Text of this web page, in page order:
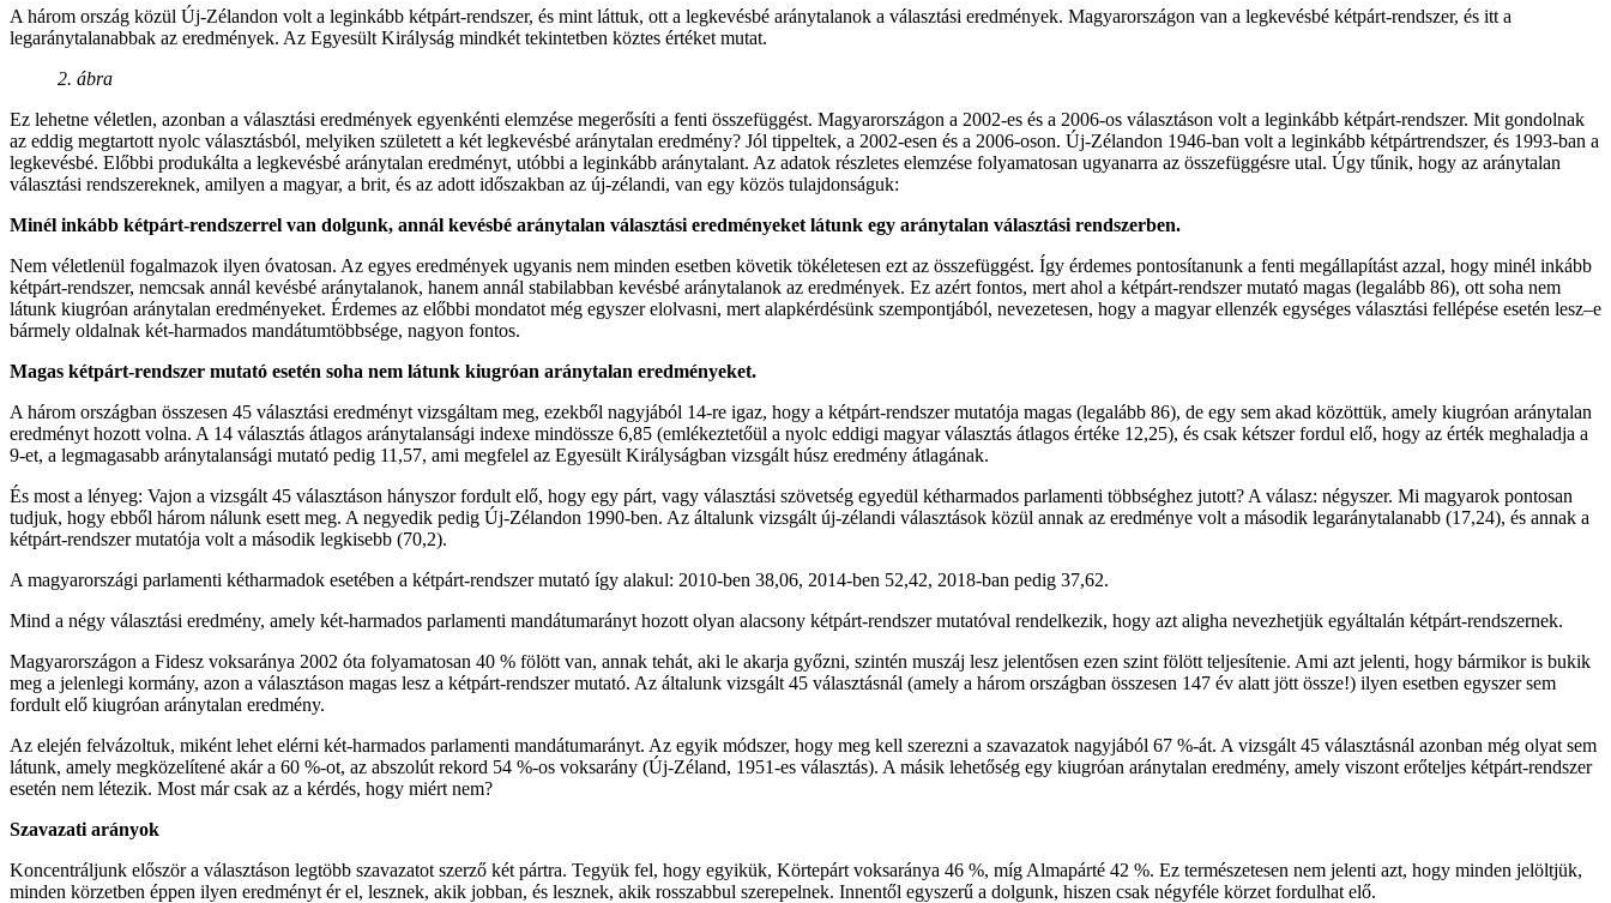
A három ország közül Új-Zélandon volt a leginkább kétpárt-rendszer, és mint láttuk, ott a legkevésbé aránytalanok a választási eredmények. Magyarországon van a legkevésbé kétpárt-rendszer, és itt a
legaránytalanabbak az eredmények. Az Egyesült Királyság mindkét tekintetben köztes értéket mutat.
2. ábra
Ez lehetne véletlen, azonban a választási eredmények egyenkénti elemzése megerősíti a fenti összefüggést. Magyarországon a 2002-es és a 2006-os választáson volt a leginkább kétpárt-rendszer. Mit gondolnak
az eddig megtartott nyolc választásból, melyiken született a két legkevésbé aránytalan eredmény? Jól tippeltek, a 2002-esen és a 2006-oson. Új-Zélandon 1946-ban volt a leginkább kétpártrendszer, és 1993-ban a
legkevésbé. Előbbi produkálta a legkevésbé aránytalan eredményt, utóbbi a leginkább aránytalant. Az adatok részletes elemzése folyamatosan ugyanarra az összefüggésre utal. Úgy tűnik, hogy az aránytalan
választási rendszereknek, amilyen a magyar, a brit, és az adott időszakban az új-zélandi, van egy közös tulajdonságuk:
Minél inkább kétpárt-rendszerrel van dolgunk, annál kevésbé aránytalan választási eredményeket látunk egy aránytalan választási rendszerben.
Nem véletlenül fogalmazok ilyen óvatosan. Az egyes eredmények ugyanis nem minden esetben követik tökéletesen ezt az összefüggést. Így érdemes pontosítanunk a fenti megállapítást azzal, hogy minél inkább
kétpárt-rendszer, nemcsak annál kevésbé aránytalanok, hanem annál stabilabban kevésbé aránytalanok az eredmények. Ez azért fontos, mert ahol a kétpárt-rendszer mutató magas (legalább 86), ott soha nem
látunk kiugróan aránytalan eredményeket. Érdemes az előbbi mondatot még egyszer elolvasni, mert alapkérdésünk szempontjából, nevezetesen, hogy a magyar ellenzék egységes választási fellépése esetén lesz–e
bármely oldalnak két-harmados mandátumtöbbsége, nagyon fontos.
Magas kétpárt-rendszer mutató esetén soha nem látunk kiugróan aránytalan eredményeket.
A három országban összesen 45 választási eredményt vizsgáltam meg, ezekből nagyjából 14-re igaz, hogy a kétpárt-rendszer mutatója magas (legalább 86), de egy sem akad közöttük, amely kiugróan aránytalan
eredményt hozott volna. A 14 választás átlagos aránytalansági indexe mindössze 6,85 (emlékeztetőül a nyolc eddigi magyar választás átlagos értéke 12,25), és csak kétszer fordul elő, hogy az érték meghaladja a
9-et, a legmagasabb aránytalansági mutató pedig 11,57, ami megfelel az Egyesült Királyságban vizsgált húsz eredmény átlagának.
És most a lényeg: Vajon a vizsgált 45 választáson hányszor fordult elő, hogy egy párt, vagy választási szövetség egyedül kétharmados parlamenti többséghez jutott? A válasz: négyszer. Mi magyarok pontosan
tudjuk, hogy ebből három nálunk esett meg. A negyedik pedig Új-Zélandon 1990-ben. Az általunk vizsgált új-zélandi választások közül annak az eredménye volt a második legaránytalanabb (17,24), és annak a
kétpárt-rendszer mutatója volt a második legkisebb (70,2).
A magyarországi parlamenti kétharmadok esetében a kétpárt-rendszer mutató így alakul: 2010-ben 38,06, 2014-ben 52,42, 2018-ban pedig 37,62.
Mind a négy választási eredmény, amely két-harmados parlamenti mandátumarányt hozott olyan alacsony kétpárt-rendszer mutatóval rendelkezik, hogy azt aligha nevezhetjük egyáltalán kétpárt-rendszernek.
Magyarországon a Fidesz voksaránya 2002 óta folyamatosan 40 % fölött van, annak tehát, aki le akarja győzni, szintén muszáj lesz jelentősen ezen szint fölött teljesítenie. Ami azt jelenti, hogy bármikor is bukik
meg a jelenlegi kormány, azon a választáson magas lesz a kétpárt-rendszer mutató. Az általunk vizsgált 45 választásnál (amely a három országban összesen 147 év alatt jött össze!) ilyen esetben egyszer sem
fordult elő kiugróan aránytalan eredmény.
Az elején felvázoltuk, miként lehet elérni két-harmados parlamenti mandátumarányt. Az egyik módszer, hogy meg kell szerezni a szavazatok nagyjából 67 %-át. A vizsgált 45 választásnál azonban még olyat sem
látunk, amely megközelítené akár a 60 %-ot, az abszolút rekord 54 %-os voksarány (Új-Zéland, 1951-es választás). A másik lehetőség egy kiugróan aránytalan eredmény, amely viszont erőteljes kétpárt-rendszer
esetén nem létezik. Most már csak az a kérdés, hogy miért nem?
Szavazati arányok
Koncentráljunk először a választáson legtöbb szavazatot szerző két pártra. Tegyük fel, hogy egyikük, Körtepárt voksaránya 46 %, míg Almapárté 42 %. Ez természetesen nem jelenti azt, hogy minden jelöltjük,
minden körzetben éppen ilyen eredményt ér el, lesznek, akik jobban, és lesznek, akik rosszabbul szerepelnek. Innentől egyszerű a dolgunk, hiszen csak négyféle körzet fordulhat elő.